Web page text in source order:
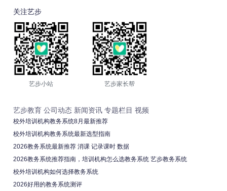
关注艺步
艺步小站 艺步家长帮
艺步教育 公司动态 新闻资讯 专题栏目 视频
校外培训机构教务系统8月最新推荐
校外培训机构教务系统最新选型指南
2026教务系统最新推荐 消课 记录课时 数据
2026教务系统推荐指南，培训机构怎么选教务系统 艺步教务系统
校外培训机构如何选择教务系统
2026好用的教务系统测评